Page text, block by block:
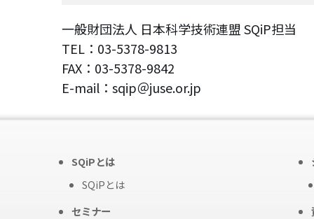
一般財団法人 日本科学技術連盟 SQiP担当
TEL：03-5378-9813
FAX：03-5378-9842
E-mail：sqip＠juse.or.jp
SQiPとは
SQiPとは
セミナー